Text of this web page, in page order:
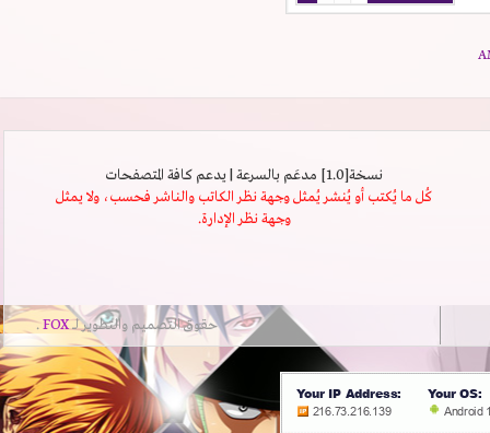
نسخة[1.0] مدعَم بالسرعة | يدعم كافة المتصفحات
كُل ما يُكتب أو يُنشر يُمثل وجهة نظر الكاتب والناشر فحسب، ولا يمثل
وجهة نظر الإدارة.
حقوق التصميم والتطوير لــFOX
.